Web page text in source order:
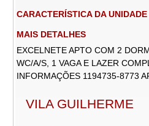
CARACTERÍSTICA DA UNIDADE
MAIS DETALHES
EXCELNETE APTO COM 2
WC/A/S, 1 VAGA E LAZER
INFORMAÇÕES 1194735-8773
VILA GUILHERME